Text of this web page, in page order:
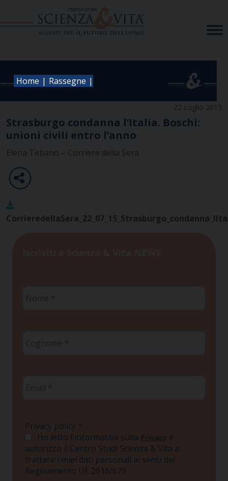
Home | Rassegne |
22 Luglio 2015
Strasburgo condanna l’Italia. Boschi:
unioni civili entro l’anno
Elena Tebano – Corriere della Sera
Privacy policy *
Ho letto l'informativa sulla Privacy e
autorizzo il Centro Studi Scienza & Vita a
trattare i miei dati personali ai sensi del
Regolamento UE 2016/679